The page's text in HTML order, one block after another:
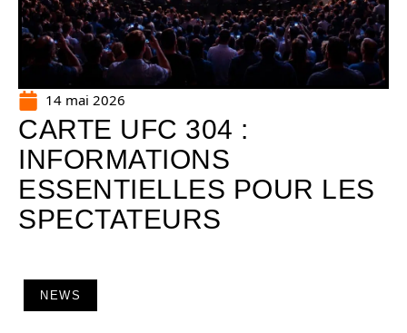
14 mai 2026
CARTE UFC 304 :
INFORMATIONS
ESSENTIELLES POUR LES
SPECTATEURS
NEWS